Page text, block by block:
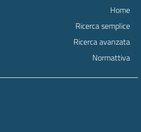
Home
Ricerca semplice
Ricerca avanzata
Normattiva